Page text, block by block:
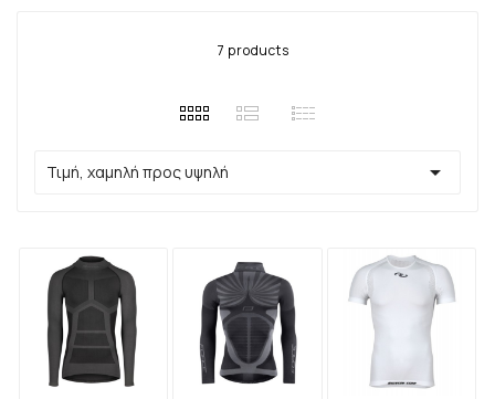
7 products
Τιμή, χαμηλή προς υψηλή 